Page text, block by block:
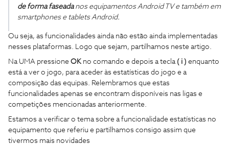
de forma faseadanos equipamentos Android TV e também em
smartphones e tablets Android.
Ou seja, as funcionalidades ainda não estão ainda implementadas
nesses plataformas. Logo que sejam, partilhamos neste artigo.
Na UMA pressione OK no comando e depois a tecla ( i ) enquanto
está a ver o jogo, para aceder às estatísticas do jogo e a
composição das equipas. Relembramos que estas
funcionalidades apenas se encontram disponíveis nas ligas e
competições mencionadas anteriormente.
Estamos a verificar o tema sobre a funcionalidade estatísticas no
equipamento que referiu e partilhamos consigo assim que
tivermos mais novidades